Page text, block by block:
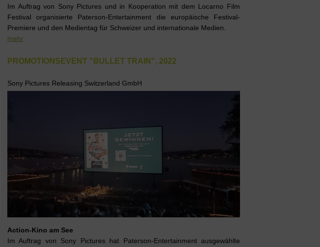
Im Auftrag von Sony Pictures und in Kooperation mit dem Locarno Film
Festival organisierte Paterson-Entertainment die europäische Festival-
Premiere und den Medientag für Schweizer und internationale Medien.
mehr
PROMOTIONSEVENT "BULLET TRAIN", 2022
Sony Pictures Releasing Switzerland GmbH
Action-Kino am See
Im Auftrag von Sony Pictures hat Paterson-Entertainment ausgewählte